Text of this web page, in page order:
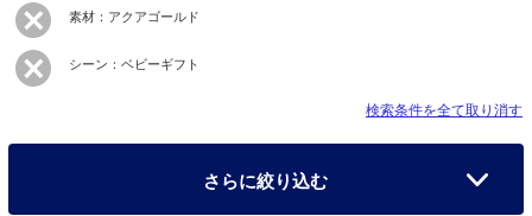
素材：アクアゴールド
シーン：ベビーギフト
検索条件を全て取り消す
さらに絞り込む